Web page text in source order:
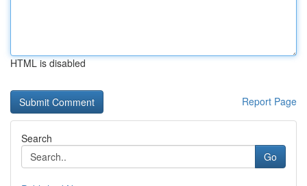
HTML is disabled
Report Page
Search
Go